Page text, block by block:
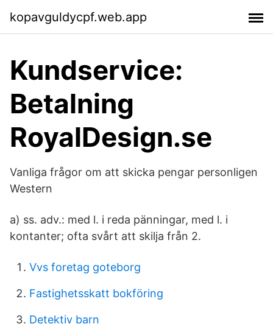
kopavguldycpf.web.app
Kundservice:
Betalning
RoyalDesign.se
Vanliga frågor om att skicka pengar personligen
Western
a) ss. adv.: med l. i reda pänningar, med l. i
kontanter; ofta svårt att skilja från 2.
Vvs foretag goteborg
Fastighetsskatt bokföring
Detektiv barn